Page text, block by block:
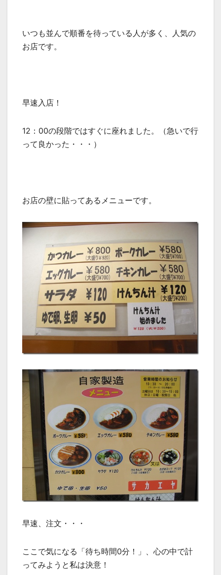
いつも並んで順番を待っている人が多く、人気の
お店です。
早速入店！
12：00の段階ではすぐに座れました。（急いで行
って良かった・・・）
お店の壁に貼ってあるメニューです。
早速、注文・・・
ここで気になる「待ち時間0分！」、心の中で計
ってみようと私は決意！